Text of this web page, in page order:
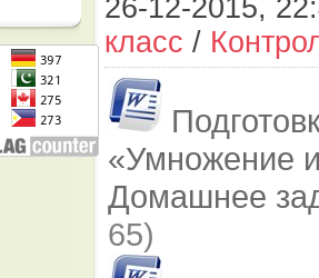
26-12-2015,
класс /
«Умножение
Домашнее
65)